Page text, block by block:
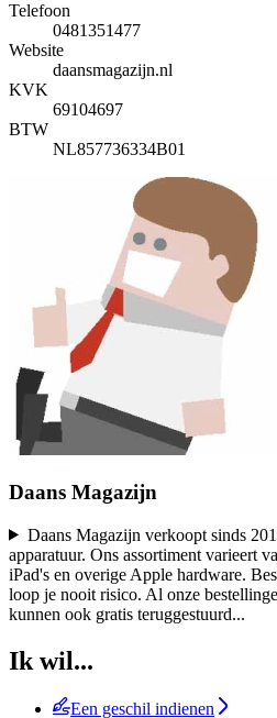
Telefoon
0481351477
Website
daansmagazijn.nl
KVK
69104697
BTW
NL857736334B01
Daans Magazijn
Daans Magazijn verkoopt sinds
apparatuur. Ons assortiment varieert
iPad's en overige Apple hardware.
loop je nooit risico. Al onze
kunnen ook gratis teruggestuurd...
Ik wil...
Een geschil indienen